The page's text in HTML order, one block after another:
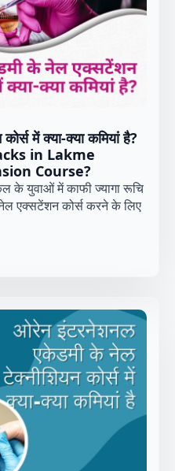
में क्या-क्या कमियां है?
in Lakme
Course?
युवाओं में काफी ज्यागा रूचि
एक्सटेंशन कोर्स करने के लिए